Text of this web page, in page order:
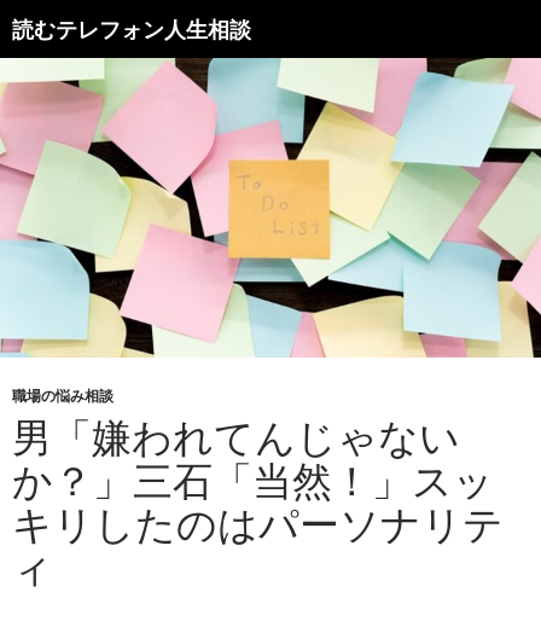
読むテレフォン人生相談
職場の悩み相談
男「嫌われてんじゃない
か？」三石「当然！」スッ
キリしたのはパーソナリテ
ィ